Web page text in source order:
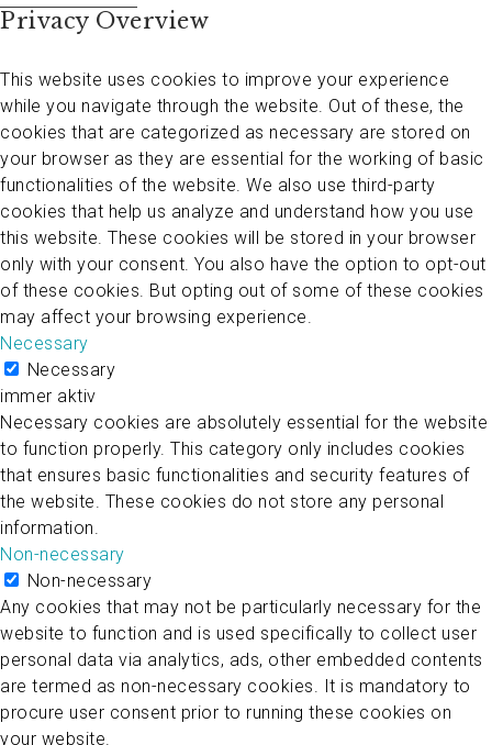
Privacy Overview
This website uses cookies to improve your experience
while you navigate through the website. Out of these, the
cookies that are categorized as necessary are stored on
your browser as they are essential for the working of basic
functionalities of the website. We also use third-party
cookies that help us analyze and understand how you use
this website. These cookies will be stored in your browser
only with your consent. You also have the option to opt-out
of these cookies. But opting out of some of these cookies
may affect your browsing experience.
Necessary
Necessary
immer aktiv
Necessary cookies are absolutely essential for the website
to function properly. This category only includes cookies
that ensures basic functionalities and security features of
the website. These cookies do not store any personal
information.
Non-necessary
Non-necessary
Any cookies that may not be particularly necessary for the
website to function and is used specifically to collect user
personal data via analytics, ads, other embedded contents
are termed as non-necessary cookies. It is mandatory to
procure user consent prior to running these cookies on
your website.